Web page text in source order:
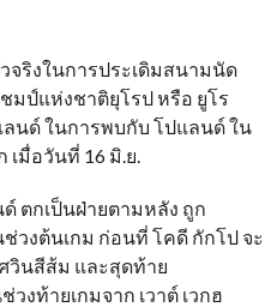
จริงในการประเดิมสนามนัด
ป์แห่งชาติยุโรป หรือ ยูโร
ลนด์ ในการพบกับ โปแลนด์ ใน
เมื่อวันที่ 16 มิ.ย.
ด์ ตกเป็นฝ่ายตามหลัง ถูก
วงต้นเกม ก่อนที่ โคดี กักโป จะ
วินสีส้ม และสุดท้าย
งท้ายเกมจาก เวาต์ เวกฮ